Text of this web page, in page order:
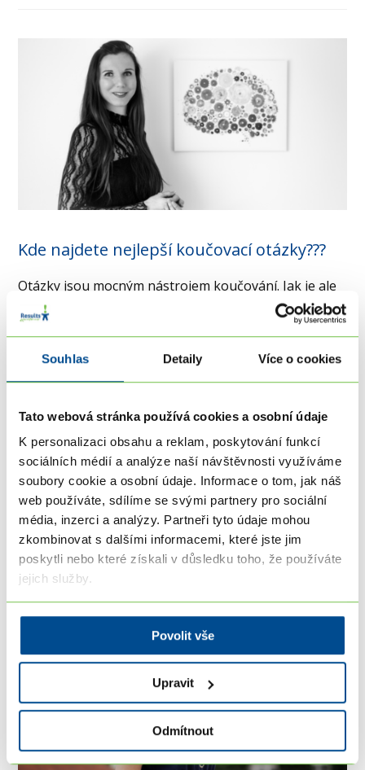
Souhlas Detaily Více o cookies
Tato webová stránka používá cookies a osobní údaje
K personalizaci obsahu a reklam, poskytování funkcí
sociálních médií a analýze naší návštěvnosti využíváme
soubory cookie a osobní údaje. Informace o tom, jak náš
web používáte, sdílíme se svými partnery pro sociální
média, inzerci a analýzy. Partneři tyto údaje mohou
zkombinovat s dalšími informacemi, které jste jim
poskytli nebo které získali v důsledku toho, že používáte
jejich služby.
Povolit vše
Upravit
Odmítnout
Kde najdete nejlepší koučovací otázky???
Otázky jsou mocným nástrojem koučování. Jak je ale
pokládat, aby koučovanému pomohly k posunu? Jak
se liší koučovací otázky od těch, které běžně
zadní? Pokud vás koučink zaujal jako technika
osobního rozvoje a pomoci druhým, možná vás
potřebné zdůraznit, že koučink není...
Celý článek
Lucie Szakál